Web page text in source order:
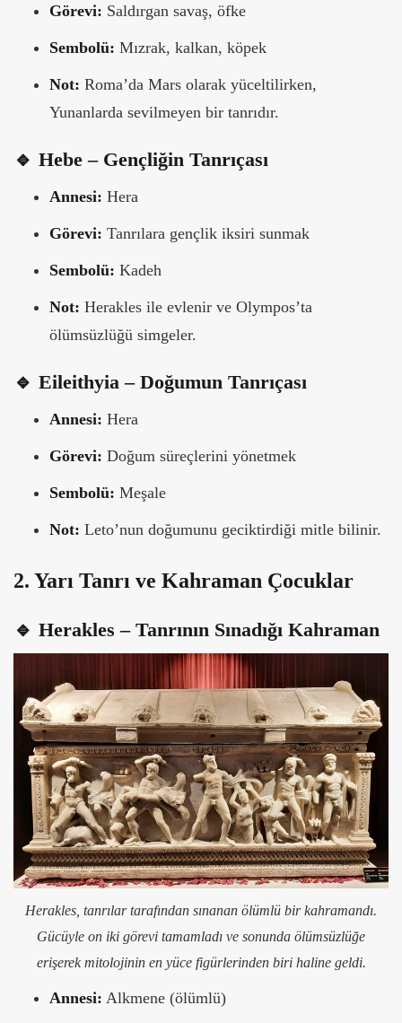
Görevi: Saldırgan savaş, öfke
Sembolü: Mızrak, kalkan, köpek
Not: Roma’da Mars olarak yüceltilirken,
Yunanlarda sevilmeyen bir tanrıdır.
🔹 Hebe – Gençliğin Tanrıçası
Annesi: Hera
Görevi: Tanrılara gençlik iksiri sunmak
Sembolü: Kadeh
Not: Herakles ile evlenir ve Olympos’ta
ölümsüzlüğü simgeler.
🔹 Eileithyia – Doğumun Tanrıçası
Annesi: Hera
Görevi: Doğum süreçlerini yönetmek
Sembolü: Meşale
Not: Leto’nun doğumunu geciktirdiği mitle bilinir.
2. Yarı Tanrı ve Kahraman Çocuklar
🔹 Herakles – Tanrının Sınadığı Kahraman
Herakles, tanrılar tarafından sınanan ölümlü bir kahramandı.
Gücüyle on iki görevi tamamladı ve sonunda ölümsüzlüğe
erişerek mitolojinin en yüce figürlerinden biri haline geldi.
Annesi: Alkmene (ölümlü)